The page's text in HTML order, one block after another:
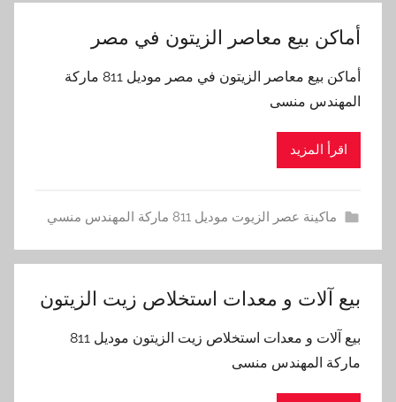
أماكن بيع معاصر الزيتون في مصر
أماكن بيع معاصر الزيتون في مصر موديل 811 ماركة
المهندس منسى
اقرأ المزيد
ماكينة عصر الزيوت موديل 811 ماركة المهندس منسي
‫بيع آلات و معدات استخلاص زيت الزيتون‬
‫بيع آلات و معدات استخلاص زيت الزيتون‬ موديل 811
ماركة المهندس منسى